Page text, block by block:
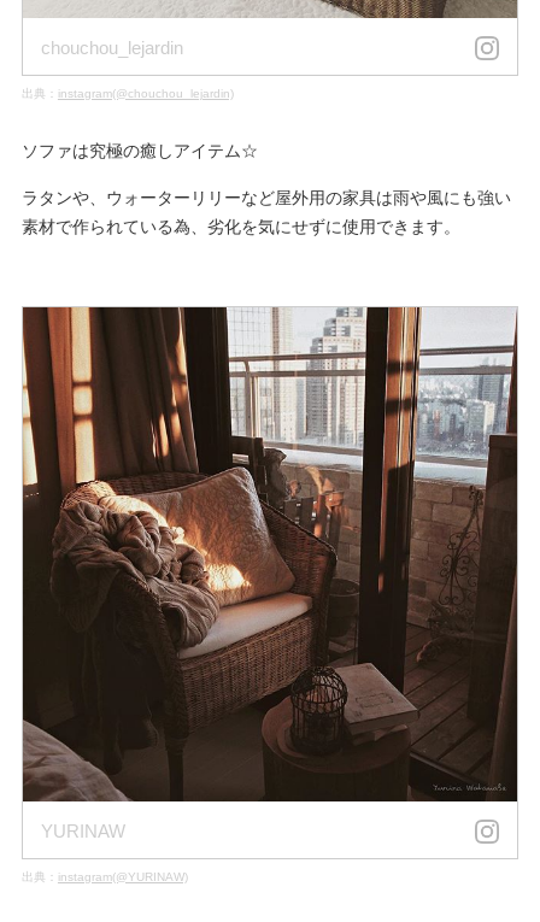
chouchou_lejardin
出典： instagram(@chouchou_lejardin)
ソファは究極の癒しアイテム☆
ラタンや、ウォーターリリーなど屋外用の家具は雨や風にも強い
素材で作られている為、劣化を気にせずに使用できます。
YURINAW
出典： instagram(@YURINAW)